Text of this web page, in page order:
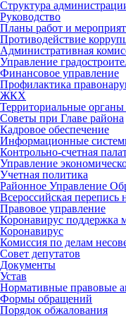
Структура
Руководство
Планы работ и
Противодействие
Административная
Управление
Финансовое управление
Профилактика
ЖКХ
Территориальные органы
Советы при Главе района
Кадровое обеспечение
Информационные
Контрольно-счетная
Управление
Учетная политика
Районное Управление
Всероссийская перепись
Правовое управление
Коронавирус поддержка
Коронавирус
Комиссия по делам
Совет депутатов
Документы
Устав
Нормативные правовые
Формы обращений
Порядок обжалования